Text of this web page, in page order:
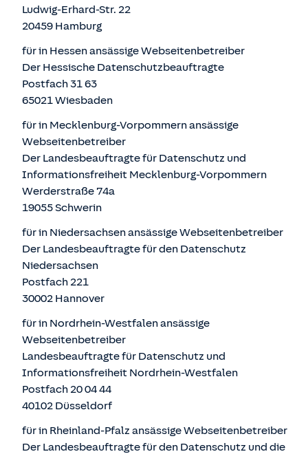
Ludwig-Erhard-Str. 22
20459 Hamburg
für in Hessen ansässige Webseitenbetreiber
Der Hessische Datenschutzbeauftragte
Postfach 31 63
65021 Wiesbaden
für in Mecklenburg-Vorpommern ansässige
Webseitenbetreiber
Der Landesbeauftragte für Datenschutz und
Informationsfreiheit Mecklenburg-Vorpommern
Werderstraße 74a
19055 Schwerin
für in Niedersachsen ansässige Webseitenbetreiber
Der Landesbeauftragte für den Datenschutz
Niedersachsen
Postfach 221
30002 Hannover
für in Nordrhein-Westfalen ansässige
Webseitenbetreiber
Landesbeauftragte für Datenschutz und
Informationsfreiheit Nordrhein-Westfalen
Postfach 20 04 44
40102 Düsseldorf
für in Rheinland-Pfalz ansässige Webseitenbetreiber
Der Landesbeauftragte für den Datenschutz und die